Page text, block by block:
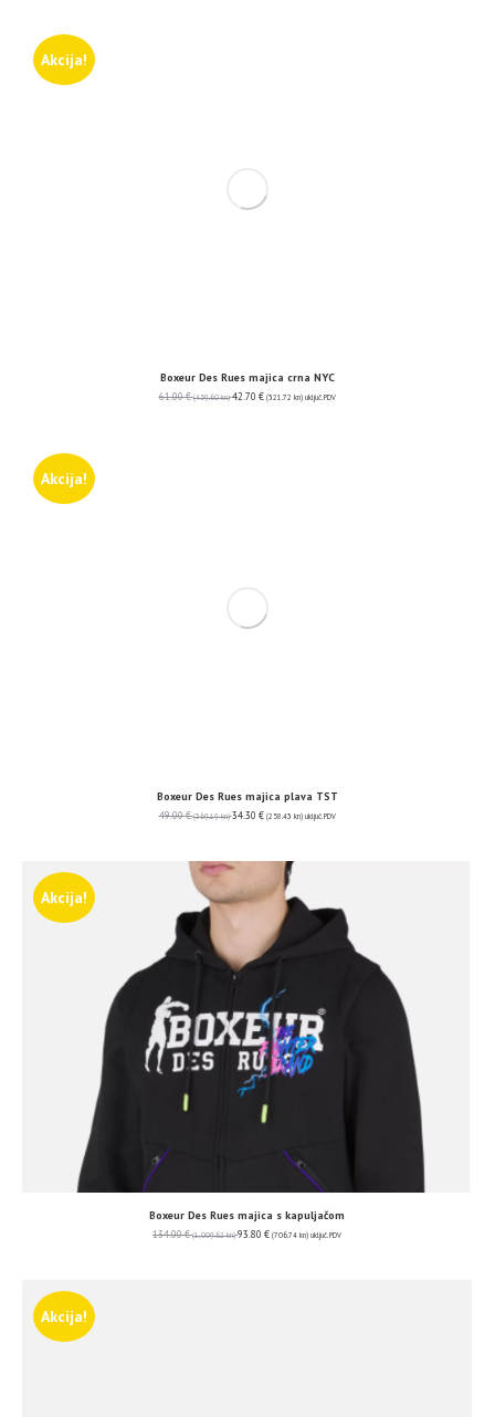
Akcija!
Boxeur Des Rues majica crna NYC
61.00€ (459.60 kn) 42.70 € (321.72 kn) uključ. PDV
Akcija!
Boxeur Des Rues majica plava TST
49.00€ (369.19 kn) 34.30 € (258.43 kn) uključ. PDV
Akcija!
Boxeur Des Rues majica s kapuljačom
134.00€ (1,009.62 kn) 93.80 € (706.74 kn) uključ. PDV
Akcija!